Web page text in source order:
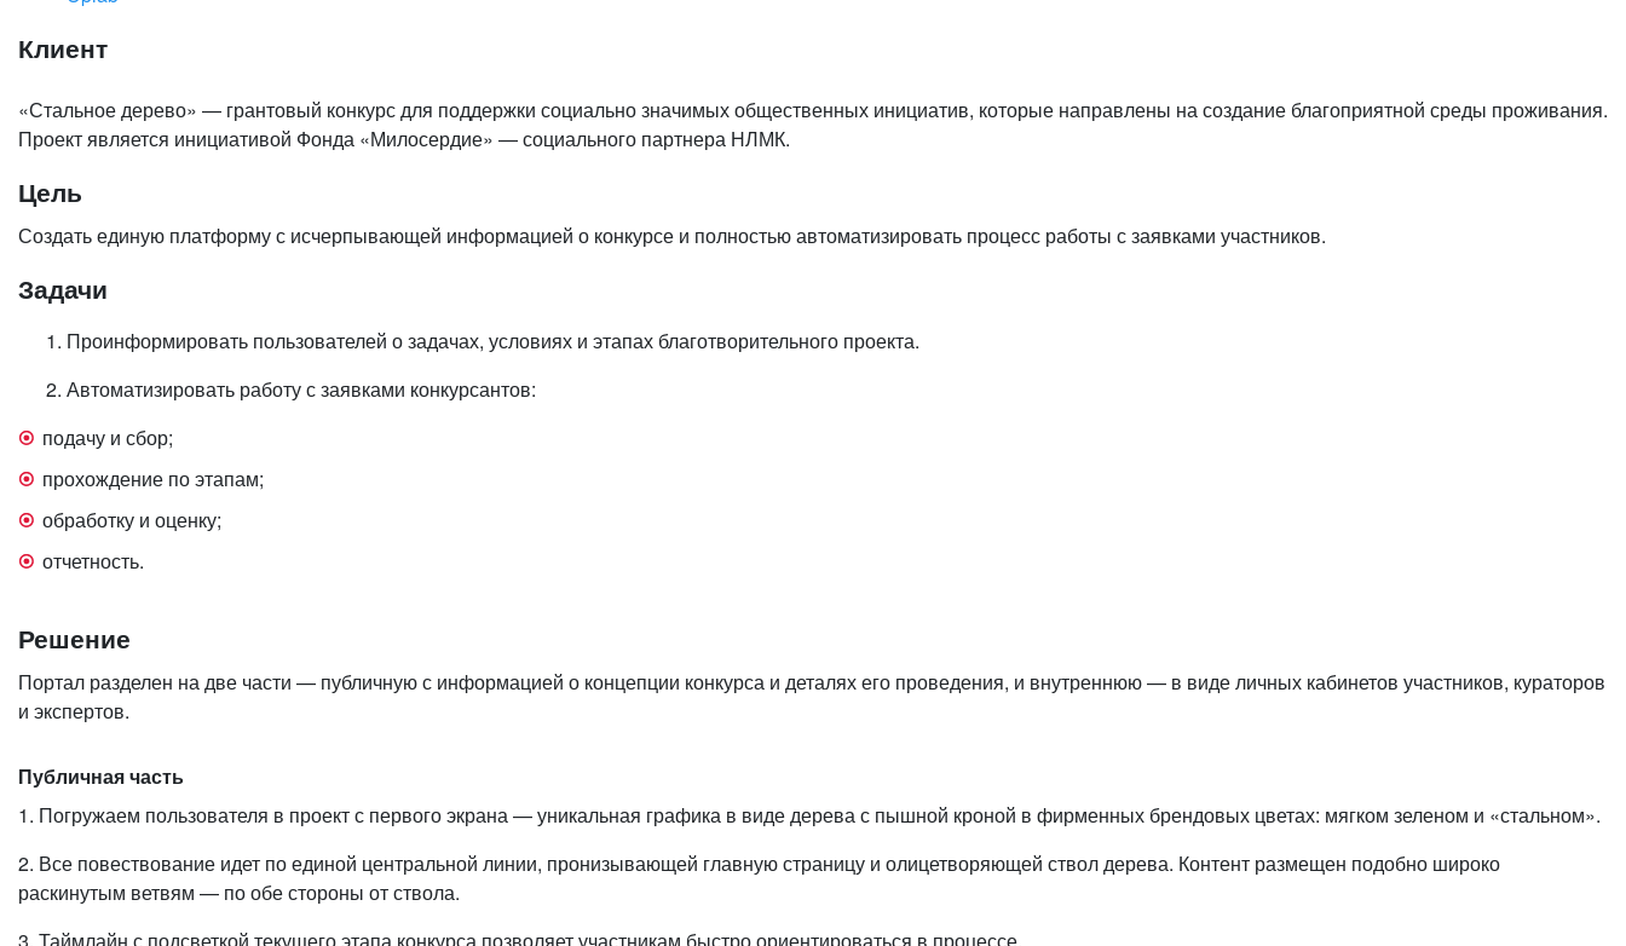
Клиент
«Стальное дерево» — грантовый конкурс для поддержки социально значимых общественных инициатив, которые направлены на создание благоприятной среды проживания.
Проект является инициативой Фонда «Милосердие» — социального партнера НЛМК.
Цель
Создать единую платформу с исчерпывающей информацией о конкурсе и полностью автоматизировать процесс работы с заявками участников.
Задачи
Проинформировать пользователей о задачах, условиях и этапах благотворительного проекта.
Автоматизировать работу с заявками конкурсантов:
подачу и сбор;
прохождение по этапам;
обработку и оценку;
отчетность.
Решение
Портал разделен на две части — публичную с информацией о концепции конкурса и деталях его проведения, и внутреннюю — в виде личных кабинетов участников, кураторов
и экспертов.
Публичная часть
1. Погружаем пользователя в проект с первого экрана — уникальная графика в виде дерева с пышной кроной в фирменных брендовых цветах: мягком зеленом и «стальном».
2. Все повествование идет по единой центральной линии, пронизывающей главную страницу и олицетворяющей ствол дерева. Контент размещен подобно широко
раскинутым ветвям — по обе стороны от ствола.